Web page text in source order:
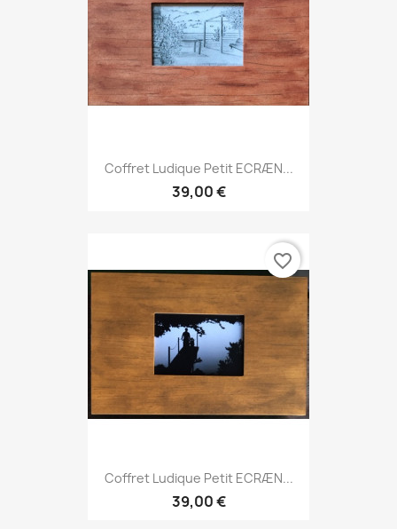
Coffret Ludique Petit ECRÆN...
39,00 €
Coffret Ludique Petit ECRÆN...
39,00 €
favorite_border